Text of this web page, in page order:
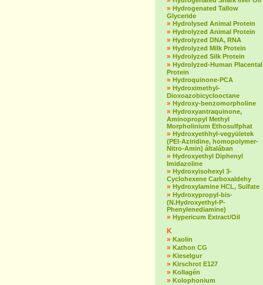
» Hydrogenated Tallow
Glyceride
» Hydrolysed Animal Protein
» Hydrolyzed Animal Protein
» Hydrolyzed DNA, RNA
» Hydrolyzed Milk Protein
» Hydrolyzed Silk Protein
» Hydrolyzed-Human Placental
Protein
» Hydroquinone-PCA
» Hydroximethyl-
Dioxoazobicyclooctane
» Hydroxy-benzomorpholine
» Hydroxyantraquinone,
Aminopropyl Methyl
Morpholinium Ethosulfphat
» Hydroxyethhyl-vegyületek
(PEI-Aziridine, homopolymer-
Nitro-Amin) általában
» Hydroxyethyl Diphenyl
Imidazoline
» Hydroxyisohexyl 3-
Cyclohexene Carboxaldehy
» Hydroxylamine HCL, Sulfate
» Hydroxypropyl-bis-
(N.Hydroxyethyl-P-
Phenylenediamine)
» Hypericum Extract/Oil
K
» Kaolin
» Kathon CG
» Kieselgur
» Kirschrot E127
» Kollagén
» Kolophonium